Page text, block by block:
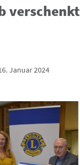
verschenkt
Januar 2024